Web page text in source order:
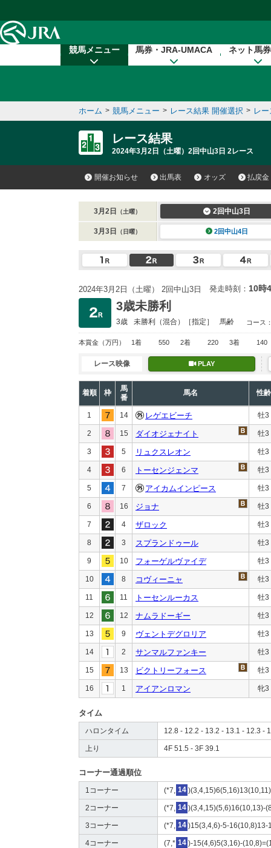
競馬メニュー 馬券・JRA-UMACA ネット馬
ホーム > 競馬メニュー > レース結果 開催選択 > レ
レース結果
2024年3月2日（土曜）2回中山3日 2レース
開催お知らせ 出馬表 オッズ 払戻金
3月2日 （土曜） 2回中山3日
3月3日 （日曜） 2回中山4日
2024年3月2日（土曜） 2回中山3日 発走時刻： 10時
3歳未勝利
3歳 未勝利 （混合）［指定］ 馬齢 コース
本賞金 （万円） 1着 550 2着 220 3着 140
レース映像 PLAY
着順 枠
馬
番
馬名 性齢
1 14 レゲエビーチ 牡3
2 15 ダイオジェナイト 牡3
3 5 リュクスレオン 牡3
4 6 トーセンジェンマ 牡3
5 7 アイカムインピース 牡3
6 16 ジョナ 牡3
7 4 ザロック 牡3
8 3 スプランドゥール 牡3
9 10 フォーゲルヴァイデ 牡3
10 8 コヴィーニャ 牡3
11 11 トーセンルーカス 牡3
12 12 ナムラドーギー 牡3
13 9 ヴェントデグロリア 牡3
14 2 サンマルファンキー 牡3
15 13 ビクトリーフォース 牡3
16 1 アイアンロマン 牝3
タイム
ハロンタイム 12.8 - 12.2 - 13.2 - 13.1 - 12.3 -
上り 4F 51.5 - 3F 39.1
コーナー通過順位
1コーナー (*7, 14
2コーナー (*7, 14 )(3,4,15)(5,6)16(10,13)-
3コーナー (*7, 14 )15(3,4,6)-5-16(10,8)13-
4コーナー (7,* 14 )-15(4,6)5(3,16)-